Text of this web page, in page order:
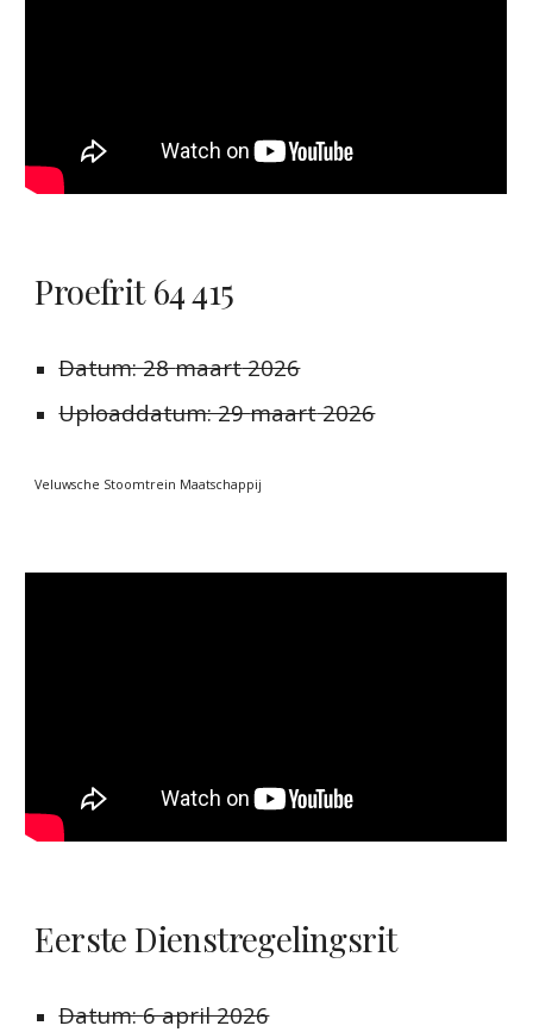
Proefrit 64 415
Datum: 28maart2026
Uploaddatum: 29maart2026
Veluwsche Stoomtrein Maatschappij
Eerste Dienstregelingsrit
Datum:6 april 2026